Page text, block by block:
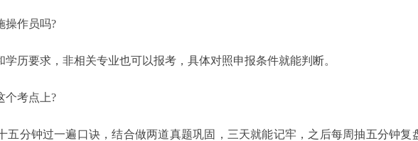
操作员吗?
历要求，非相关专业也可以报考，具体对照申报条件就能判断。
个考点上?
五分钟过一遍口诀，结合做两道真题巩固，三天就能记牢，之后每周抽五分钟复